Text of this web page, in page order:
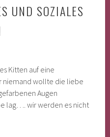
UND SOZIALES
Kitten auf eine
niemand wollte die liebe
Augen
lag…. wir werden es nicht